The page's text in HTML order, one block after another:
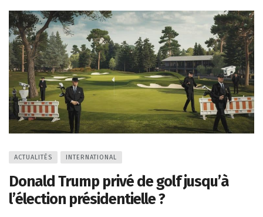
ACTUALITÉS INTERNATIONAL
Donald Trump privé de golf jusqu’à
l’élection présidentielle ?